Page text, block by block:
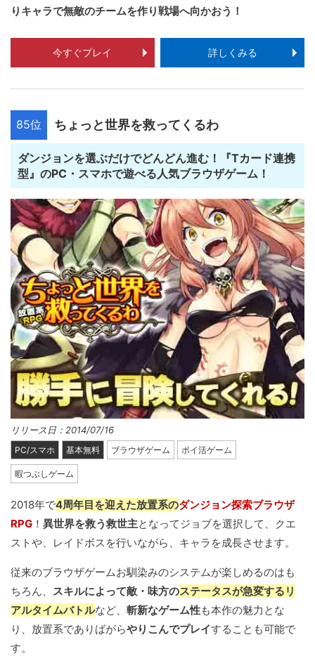
りキャラで無敵のチームを作り戦場へ向かおう！
今すぐプレイ 詳しくみる
85位 ちょっと世界を救ってくるわ
ダンジョンを選ぶだけでどんどん進む！『Tカード連携
型』のPC・スマホで遊べる人気ブラウザゲーム！
リリース日：2014/07/16
PC/スマホ 基本無料 ブラウザゲーム ポイ活ゲーム
暇つぶしゲーム
2018年で4周年目を迎えた放置系のダンジョン探索ブラウザ
RPG ！ 異世界を救う救世主となってジョブを選択して、クエ
ストや、レイドボスを行いながら、キャラを成長させます。
従来のブラウザゲームお馴染みのシステムが楽しめるのはも
ちろん、 スキルによって敵・味方のステータスが急変するリ
アルタイムバトルなど、 斬新なゲーム性も本作の魅力とな
り、放置系でありばがらやりこんでプレイすることも可能で
す。